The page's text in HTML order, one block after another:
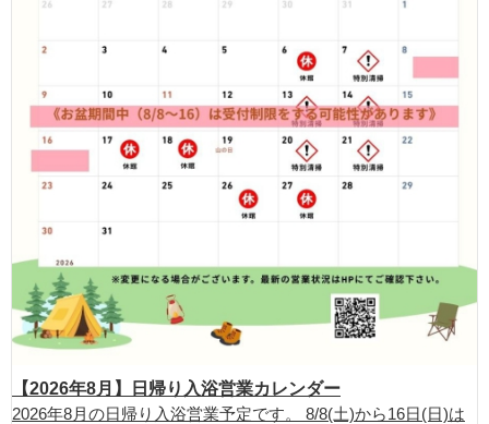
【2026年8月】日帰り入浴営業カレンダー
2026年8月の日帰り入浴営業予定です。 8/8(土)から16日(日)は